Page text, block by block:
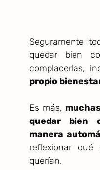
Seguramente
quedar bien
complacerlas,
propio
Es más,
quedar bien
manera
reflexionar
querían.